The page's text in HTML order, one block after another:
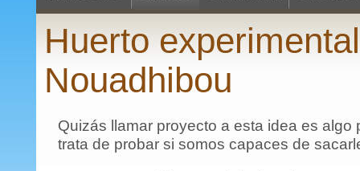
Huerto
Nouadhibou
Quizás llamar proyecto a esta idea es
trata de probar si somos capaces de